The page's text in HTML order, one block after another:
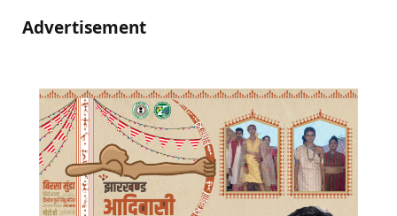
Advertisement